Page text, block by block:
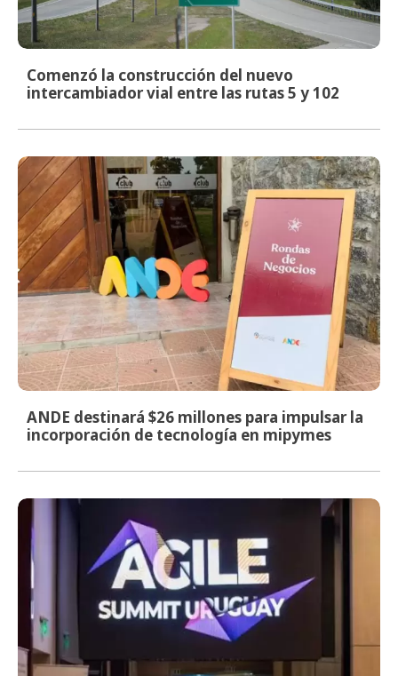
Comenzó la construcción del nuevo
intercambiador vial entre las rutas 5 y 102
ANDE destinará $26 millones para impulsar la
incorporación de tecnología en mipymes